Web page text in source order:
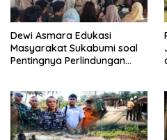
Dewi Asmara Edukasi
Masyarakat Sukabumi soal
Pentingnya Perlindungan